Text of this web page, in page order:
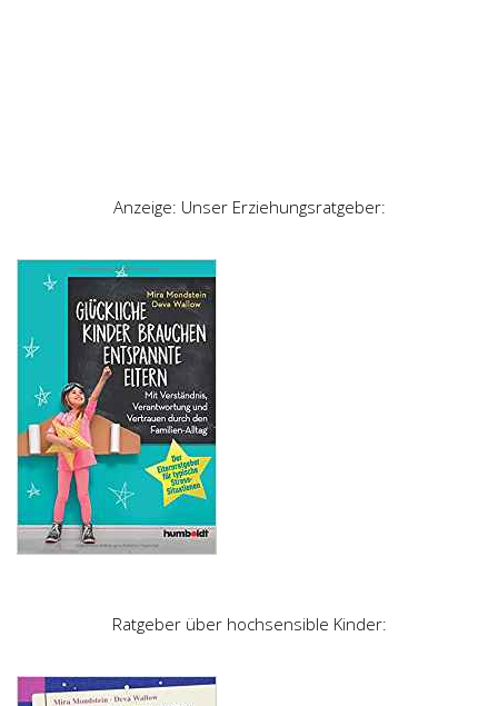
Anzeige: Unser Erziehungsratgeber:
Ratgeber über hochsensible Kinder: